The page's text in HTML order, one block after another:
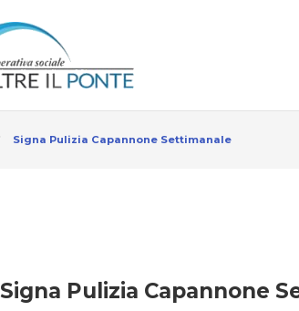
Signa Pulizia Capannone Settimanale
Signa Pulizia Capannone